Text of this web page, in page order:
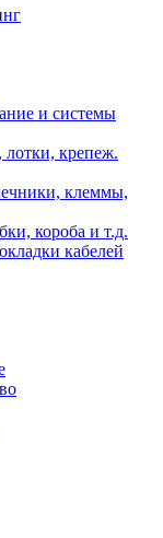
и системы
крепеж.
клеммы,
короба и т.д.
кабелей